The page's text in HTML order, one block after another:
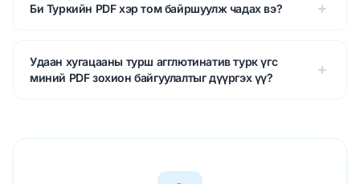
Би Туркийн PDF хэр том байршуулж чадах вэ?
Удаан хугацааны турш агглютинатив турк үгс
миний PDF зохион байгуулалтыг дүүргэх үү?